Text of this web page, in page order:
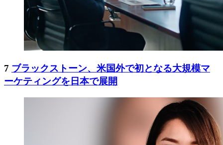
7 ブラックストーン、米国外で初となる大規模マ
ーケティングを日本で展開